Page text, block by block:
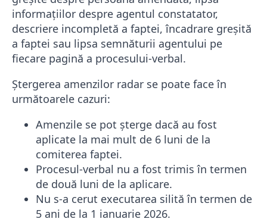
informațiilor despre agentul constatator,
descriere incompletă a faptei, încadrare greșită
a faptei sau lipsa semnăturii agentului pe
fiecare pagină a procesului-verbal.
Ștergerea amenzilor radar se poate face în
următoarele cazuri:
Amenzile se pot șterge dacă au fost
aplicate la mai mult de 6 luni de la
comiterea faptei.
Procesul-verbal nu a fost trimis în termen
de două luni de la aplicare.
Nu s-a cerut executarea silită în termen de
5 ani de la 1 ianuarie 2026.